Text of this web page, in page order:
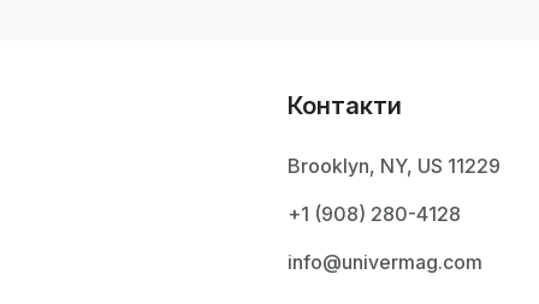
Контакти
Brooklyn, NY, US 11229
+1 ‪(908) 280-4128‬
info@univermag.com